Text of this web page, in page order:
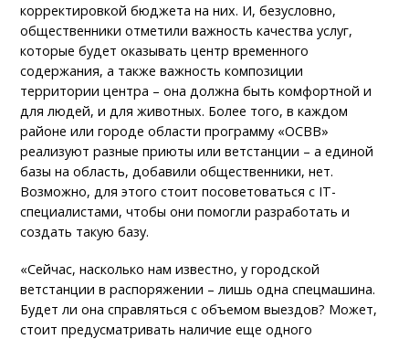
корректировкой бюджета на них. И, безусловно,
общественники отметили важность качества услуг,
которые будет оказывать центр временного
содержания, а также важность композиции
территории центра – она должна быть комфортной и
для людей, и для животных. Более того, в каждом
районе или городе области программу «ОСВВ»
реализуют разные приюты или ветстанции – а единой
базы на область, добавили общественники, нет.
Возможно, для этого стоит посоветоваться с IT-
специалистами, чтобы они помогли разработать и
создать такую базу.
«Сейчас, насколько нам известно, у городской
ветстанции в распоряжении – лишь одна спецмашина.
Будет ли она справляться с объемом выездов? Может,
стоит предусматривать наличие еще одного